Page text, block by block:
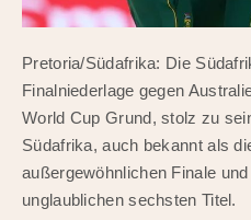
Pretoria/Südafrika: Die
Finalniederlage gegen
World Cup Grund, stolz zu
Südafrika, auch bekannt als
außergewöhnlichen Finale
unglaublichen sechsten Titel.